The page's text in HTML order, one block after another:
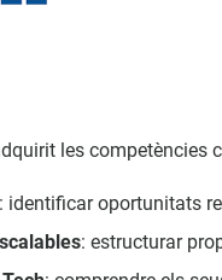
les competències
: identificar oportunitats
: estructurar